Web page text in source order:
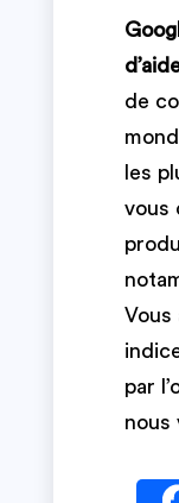
de
les
vous
Vous
par
nous